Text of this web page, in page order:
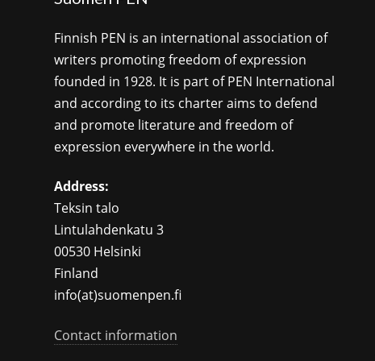
Finnish PEN is an international association of
writers promoting freedom of expression
founded in 1928. It is part of PEN International
and according to its charter aims to defend
and promote literature and freedom of
expression everywhere in the world.
Address:
Teksin talo
Lintulahdenkatu 3
00530 Helsinki
Finland
info(at)suomenpen.fi
Contact information